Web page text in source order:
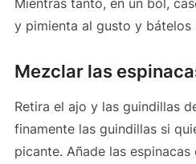
y pimienta al gusto y bátelos
Mezclar las
Retira el ajo y las guindillas
finamente las guindillas si
picante. Añade las